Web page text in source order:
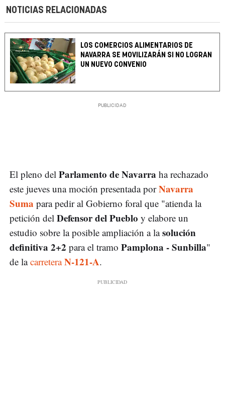
NOTICIAS RELACIONADAS
LOS COMERCIOS ALIMENTARIOS DE
NAVARRA SE MOVILIZARÁN SI NO LOGRAN
UN NUEVO CONVENIO
El pleno del Parlamento de Navarra ha rechazado
este jueves una moción presentada porNavarra
Suma para pedir al Gobierno foral que "atienda la
petición del Defensor del Pueblo y elabore un
estudio sobre la posible ampliación a lasolución
definitiva 2+2 para el tramo Pamplona - Sunbilla"
de lacarreteraN-121-A.